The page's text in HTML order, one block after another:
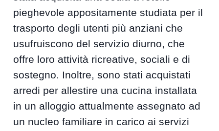
pieghevole appositamente studiata per il
trasporto degli utenti più anziani che
usufruiscono del servizio diurno, che
offre loro attività ricreative, sociali e di
sostegno. Inoltre, sono stati acquistati
arredi per allestire una cucina installata
in un alloggio attualmente assegnato ad
un nucleo familiare in carico ai servizi